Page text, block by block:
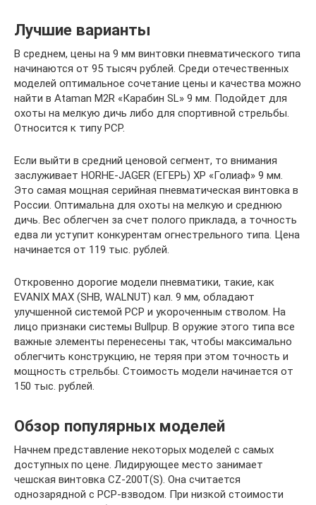
Лучшие варианты
В среднем, цены на 9 мм винтовки пневматического типа
начинаются от 95 тысяч рублей. Среди отечественных
моделей оптимальное сочетание цены и качества можно
найти в Ataman M2R «Карабин SL» 9 мм. Подойдет для
охоты на мелкую дичь либо для спортивной стрельбы.
Относится к типу РСР.
Если выйти в средний ценовой сегмент, то внимания
заслуживает HORHE-JAGER (ЕГЕРЬ) XP «Голиаф» 9 мм.
Это самая мощная серийная пневматическая винтовка в
России. Оптимальна для охоты на мелкую и среднюю
дичь. Вес облегчен за счет полого приклада, а точность
едва ли уступит конкурентам огнестрельного типа. Цена
начинается от 119 тыс. рублей.
Откровенно дорогие модели пневматики, такие, как
EVANIX MAX (SHB, WALNUT) кал. 9 мм, обладают
улучшенной системой РСР и укороченным стволом. На
лицо признаки системы Bullpup. В оружие этого типа все
важные элементы перенесены так, чтобы максимально
облегчить конструкцию, не теряя при этом точность и
мощность стрельбы. Стоимость модели начинается от
150 тыс. рублей.
Обзор популярных моделей
Начнем представление некоторых моделей с самых
доступных по цене. Лидирующее место занимает
чешская винтовка CZ-200Т(S). Она считается
однозарядной с PCP-взводом. При низкой стоимости